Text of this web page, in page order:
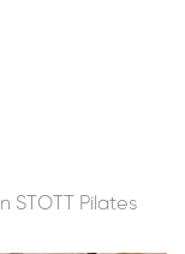
STOTT Pilates